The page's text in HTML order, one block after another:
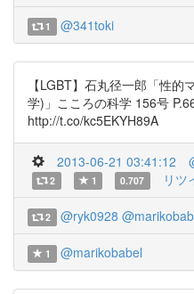
1 @341toki
【LGBT】石丸径一郎「性
学)」こころの科学 156号
http://t.co/kc5EKYH89A
2013-06-21 03:41:12
2 1 0.707 リツ
2 @ryk0928
1 @marikobabel